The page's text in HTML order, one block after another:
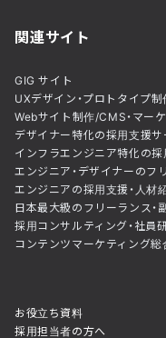
関連サイト
GIG サイト
UXデザイン・プロトタイプ
Webサイト制作/CMS・マー
デザイナー特化の採用支援
インフラエンジニア特化の
エンジニア・デザイナーの
エンジニアの採用支援・人
日本最大級のフリーランス
採用コンサルティング・社
コンテンツマーケティング
お役立ち資料
採用担当者の方へ